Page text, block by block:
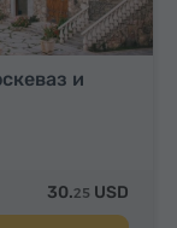
и
30.25 USD